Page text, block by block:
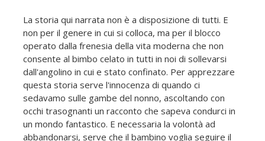
La storia qui narrata non è a disposizione di tutti. E
non per il genere in cui si colloca, ma per il blocco
operato dalla frenesia della vita moderna che non
consente al bimbo celato in tutti in noi di sollevarsi
dall'angolino in cui e stato confinato. Per apprezzare
questa storia serve l'innocenza di quando ci
sedavamo sulle gambe del nonno, ascoltando con
occhi trasognanti un racconto che sapeva condurci in
un mondo fantastico. E necessaria la volontà ad
abbandonarsi, serve che il bambino voglia seguire il